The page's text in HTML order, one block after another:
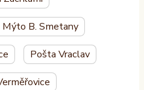
B. Smetany
Pošta Vraclav